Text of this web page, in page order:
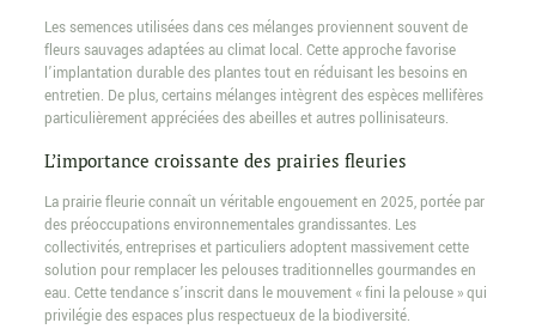
Les semences utilisées dans ces mélanges proviennent souvent de
fleurs sauvages adaptées au climat local. Cette approche favorise
l’implantation durable des plantes tout en réduisant les besoins en
entretien. De plus, certains mélanges intègrent des espèces mellifères
particulièrement appréciées des abeilles et autres pollinisateurs.
L’importance croissante des prairies fleuries
La prairie fleurie connaît un véritable engouement en 2025, portée par
des préoccupations environnementales grandissantes. Les
collectivités, entreprises et particuliers adoptent massivement cette
solution pour remplacer les pelouses traditionnelles gourmandes en
eau. Cette tendance s’inscrit dans le mouvement « fini la pelouse » qui
privilégie des espaces plus respectueux de la biodiversité.